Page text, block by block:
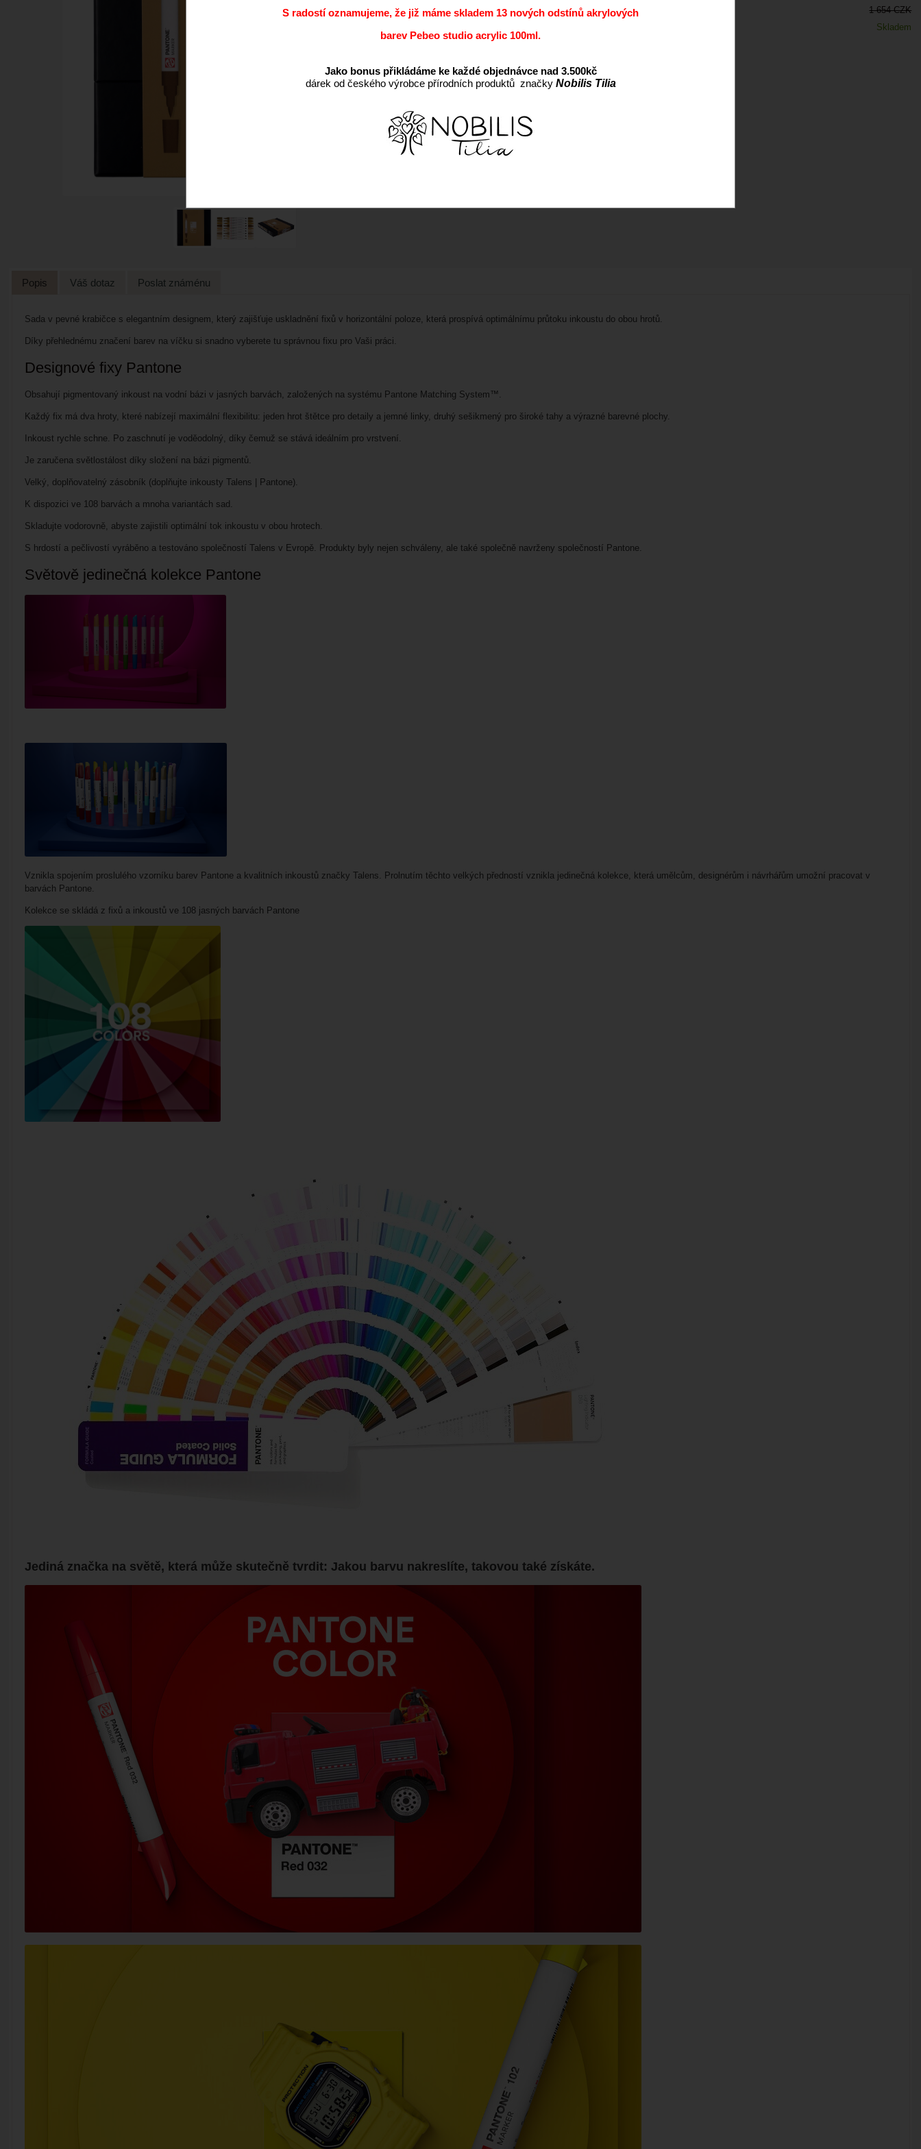
Původní cena s DPH:
1 654 CZK
Skladem
Popis Váš dotaz Poslat známénu
Sada v pevné krabičce s elegantním designem, který zajišťuje uskladnění fixů v horizontální poloze, která prospívá optimálnímu průtoku inkoustu do obou hrotů.
Díky přehlednému značení barev na víčku si snadno vyberete tu správnou fixu pro Vaši práci.
Designové fixy Pantone
Obsahují pigmentovaný inkoust na vodní bázi v jasných barvách, založených na systému Pantone Matching System™.
Každý fix má dva hroty, které nabízejí maximální flexibilitu: jeden hrot štětce pro detaily a jemné linky, druhý sešikmený pro široké tahy a výrazné barevné plochy.
Inkoust rychle schne. Po zaschnutí je voděodolný, díky čemuž se stává ideálním pro vrstvení.
Je zaručena světlostálost díky složení na bázi pigmentů.
Velký, doplňovatelný zásobník (doplňujte inkousty Talens | Pantone).
K dispozici ve 108 barvách a mnoha variantách sad.
Skladujte vodorovně, abyste zajistili optimální tok inkoustu v obou hrotech.
S hrdostí a pečlivostí vyráběno a testováno společností Talens v Evropě. Produkty byly nejen schváleny, ale také společně navrženy společností Pantone.
Světově jedinečná kolekce Pantone
Vznikla spojením proslulého vzorníku barev Pantone a kvalitních inkoustů značky Talens. Prolnutím těchto velkých předností vznikla jedinečná kolekce, která umělcům, designérům i návrhářům umožní pracovat v
barvách Pantone.
Kolekce se skládá z fixů a inkoustů ve 108 jasných barvách Pantone
Jediná značka na světě, která může skutečně tvrdit: Jakou barvu nakreslíte, takovou také získáte.
S radostí oznamujeme, že již máme skladem 13 nových odstínů akrylových
barev Pebeo studio acrylic 100ml.
Jako bonus přikládáme ke každé objednávce nad 3.500kč
dárek od českého výrobce přírodních produktů značky Nobilis Tilia